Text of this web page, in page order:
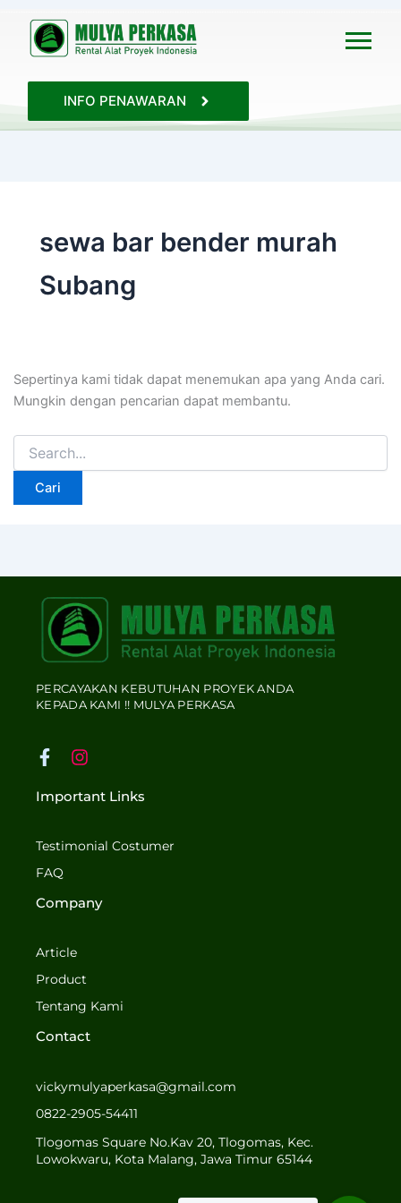
INFO PENAWARAN
sewa bar bender murah
Subang
Sepertinya kami tidak dapat menemukan apa yang Anda cari.
Mungkin dengan pencarian dapat membantu.
Cari
untuk:
PERCAYAKAN KEBUTUHAN PROYEK ANDA
KEPADA KAMI !! MULYA PERKASA
F
c
o
o
k
-
I
s
g
m
Important Links
Testimonial Costumer
FAQ
Company
Article
Product
Tentang Kami
Contact
vickymulyaperkasa@gmail.com
0822-2905-54411
Tlogomas Square No.Kav 20, Tlogomas, Kec.
Lowokwaru, Kota Malang, Jawa Timur 65144